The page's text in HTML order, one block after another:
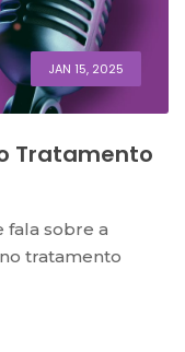
JAN 15, 2025
Tratamento
fala sobre a
tratamento